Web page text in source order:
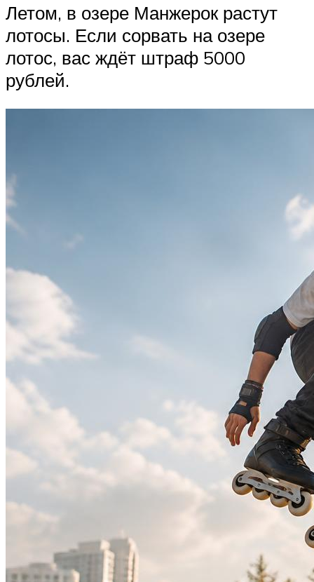
Летом, в озере Манжерок растут
лотосы. Если сорвать на озере
лотос, вас ждёт штраф 5000
рублей.